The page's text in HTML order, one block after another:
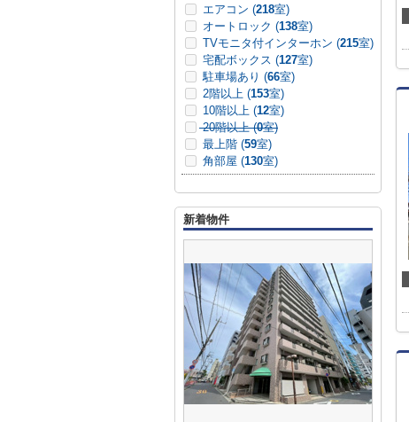
エアコン (218室)
オートロック (138室)
TVモニタ付インターホン (215室)
宅配ボックス (127室)
駐車場あり (66室)
2階以上 (153室)
10階以上 (12室)
20階以上 (0室)
最上階 (59室)
角部屋 (130室)
新着物件